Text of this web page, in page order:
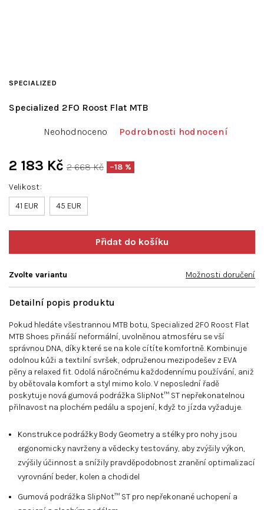
Velikost
41 EUR
45 EUR
2 668 Kč –18 %
2 183 Kč
Zvolte variantu Možnosti doručení
Specialized 2FO Roost Flat MTB
SPECIALIZED
hodnocení
je
0,0
hvězdiček.
Neohodnoceno Podrobnosti hodnocení
Detailní popis produktu
Pokud hledáte všestrannou MTB botu, Specialized 2FO Roost Flat
MTB Shoes přináší neformální, uvolněnou atmosféru se vší
správnou DNA, díky které se na kole cítíte komfortně. Kombinuje
odolnou kůži a textilní svršek, odpruženou mezipodešev z EVA
pěny a relaxed fit. Odolá náročnému každodennímu používání, aniž
by obětovala komfort a styl mimo kolo. V neposlední řadě
poskytuje nová gumová podrážka SlipNot™ ST nepřekonatelnou
přilnavost na plochém pedálu a spojení, když to jízda vyžaduje.
Konstrukce podrážky Body Geometry a stélky pro nohy jsou
ergonomicky navrženy a vědecky testovány, aby zvýšily výkon,
zvýšily účinnost a snížily pravděpodobnost zranění optimalizací
vyrovnání beder, kolen a chodidel
Gumová podrážka SlipNot™ ST pro nepřekonané uchopení a